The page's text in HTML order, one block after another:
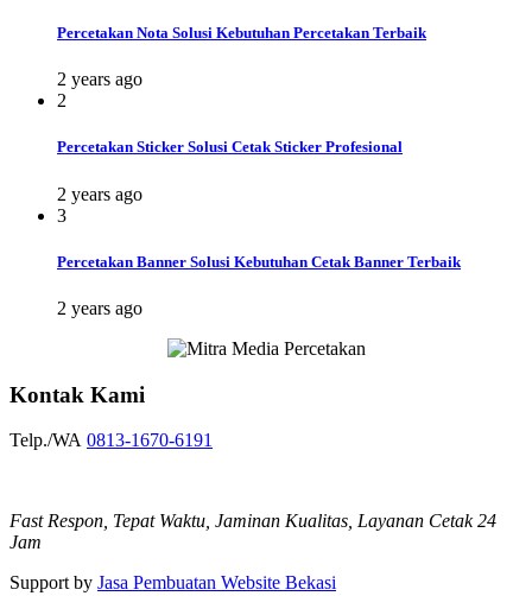
Percetakan Nota Solusi Kebutuhan Percetakan Terbaik
2 years ago
2
Percetakan Sticker Solusi Cetak Sticker Profesional
2 years ago
3
Percetakan Banner Solusi Kebutuhan Cetak Banner Terbaik
2 years ago
Kontak Kami
Telp./WA 0813-1670-6191
Fast Respon, Tepat Waktu, Jaminan Kualitas, Layanan Cetak 24
Jam
Support by Jasa Pembuatan Website Bekasi